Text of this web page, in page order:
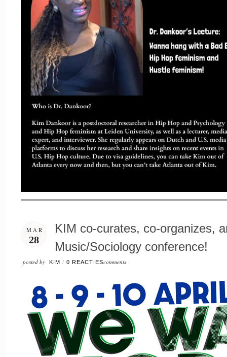
MAR
28
KIM co-curates, co-organizes,
Music/Sociology conference!
posted by KIM / 0 REACTIEScomments